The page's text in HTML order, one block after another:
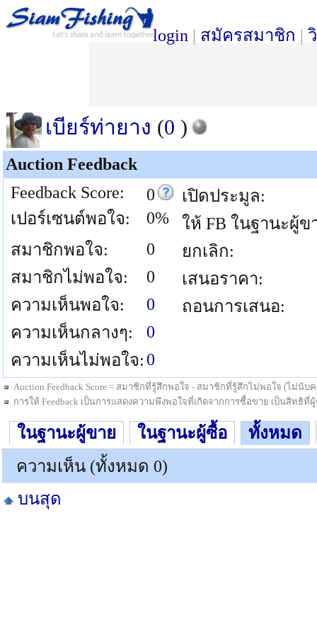
login | สมัครสมาชิก |
เบียร์ท่ายาง (0 )
Auction Feedback
Feedback Score:
0
เปอร์เซนต์พอใจ:
0%
สมาชิกพอใจ:
0
สมาชิกไม่พอใจ:
0
ความเห็นพอใจ:
0
ความเห็นกลางๆ:
0
ความเห็นไม่พอใจ: 0
เปิดประมูล:
ให้ FB ในฐานะผู้ข
ยกเลิก:
เสนอราคา:
ถอนการเสนอ:
Auction Feedback Score = สมาชิกที่รู้สึกพอใจ - สมาชิกที่รู้สึกไม่พอใจ (ไม่นั
การให้ Feedback เป็นการแสดงความพึงพอใจที่เกิดจากการซื้อขาย เป็นสิทธิ
ในฐานะผู้ขาย ในฐานะผู้ซื้อ
ทั้งหมด
ความเห็น (ทั้งหมด 0)
บนสุด